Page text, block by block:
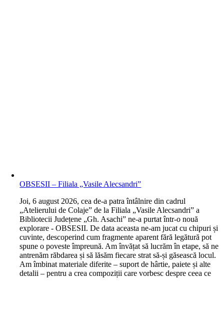
OBSESII – Filiala „Vasile Alecsandri”
Joi, 6 august 2026, cea de-a patra întâlnire din cadrul
„Atelierului de Colaje” de la Filiala „Vasile Alecsandri” a
Bibliotecii Județene „Gh. Asachi” ne-a purtat într-o nouă
explorare - OBSESII. De data aceasta ne-am jucat cu chipuri și
cuvinte, descoperind cum fragmente aparent fără legătură pot
spune o poveste împreună. Am învățat să lucrăm în etape, să ne
antrenăm răbdarea și să lăsăm fiecare strat să-și găsească locul.
Am îmbinat materiale diferite – suport de hârtie, paiete și alte
detalii – pentru a crea compoziții care vorbesc despre ceea ce